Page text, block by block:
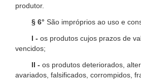
produtor.
§ 6° São impróprios ao uso e
I - os produtos cujos prazos de
vencidos;
II - os produtos deteriorados,
avariados, falsificados, corrompidos,